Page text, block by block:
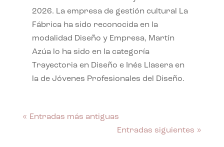
2026. La empresa de gestión cultural La
Fábrica ha sido reconocida en la
modalidad Diseño y Empresa, Martín
Azúa lo ha sido en la categoría
Trayectoria en Diseño e Inés Llasera en
la de Jóvenes Profesionales del Diseño.
« Entradas más antiguas
Entradas siguientes »